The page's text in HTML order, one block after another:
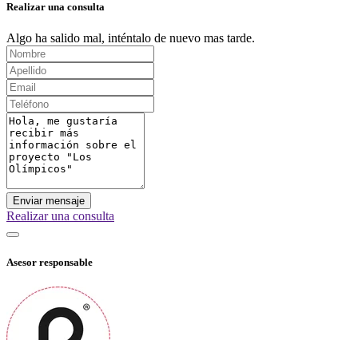
Realizar una consulta
Algo ha salido mal, inténtalo de nuevo mas tarde.
Enviar mensaje
Realizar una consulta
Asesor responsable